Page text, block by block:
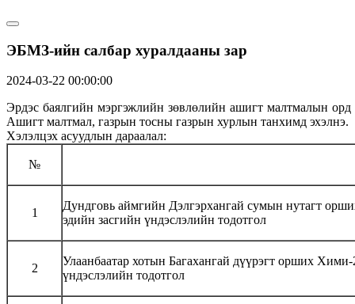
ЭБМЗ-ийн салбар хуралдааны зар
2024-03-22 00:00:00
Эрдэс баялгийн мэргэжлийн зөвлөлийн ашигт малтмалын орд
Ашигт малтмал, газрын тосны газрын хурлын танхимд эхэлнэ.
Хэлэлцэх асуудлын дараалал:
№
1
Дундговь аймгийн Дэлгэрхангай сумын нутагт
эдийн засгийн үндэслэлийн тодотгол
2
Улаанбаатар хотын Багахангай дүүрэгт орших
үндэслэлийн тодотгол